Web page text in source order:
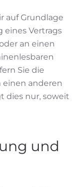
auf Grundlage
eines Vertrags
an einen
Sie die
anderen
dies nur, soweit
und